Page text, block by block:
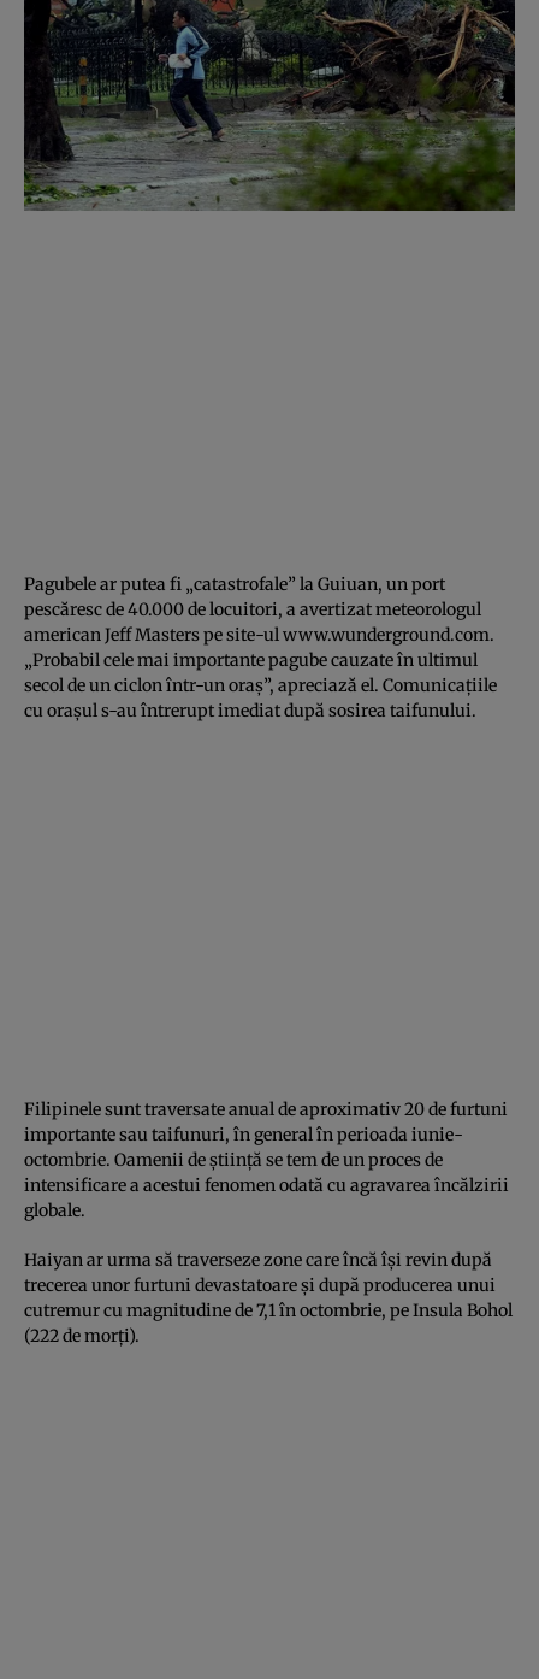
Pagubele ar putea fi „catastrofale” la Guiuan, un port
pescăresc de 40.000 de locuitori, a avertizat meteorologul
american Jeff Masters pe site-ul www.wunderground.com.
„Probabil cele mai importante pagube cauzate în ultimul
secol de un ciclon într-un oraş”, apreciază el. Comunicaţiile
cu oraşul s-au întrerupt imediat după sosirea taifunului.
Filipinele sunt traversate anual de aproximativ 20 de furtuni
importante sau taifunuri, în general în perioada iunie-
octombrie. Oamenii de ştiinţă se tem de un proces de
intensificare a acestui fenomen odată cu agravarea încălzirii
globale.
Haiyan ar urma să traverseze zone care încă îşi revin după
trecerea unor furtuni devastatoare şi după producerea unui
cutremur cu magnitudine de 7,1 în octombrie, pe Insula Bohol
(222 de morţi).